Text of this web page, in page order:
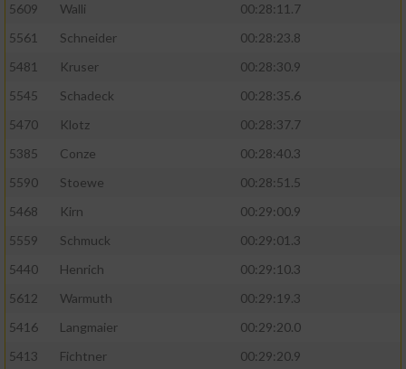
5609
Walli
00:28:11.7
5561
Schneider
00:28:23.8
5481
Kruser
00:28:30.9
5545
Schadeck
00:28:35.6
5470
Klotz
00:28:37.7
5385
Conze
00:28:40.3
5590
Stoewe
00:28:51.5
5468
Kirn
00:29:00.9
5559
Schmuck
00:29:01.3
5440
Henrich
00:29:10.3
5612
Warmuth
00:29:19.3
5416
Langmaier
00:29:20.0
5413
Fichtner 00:29:20.9